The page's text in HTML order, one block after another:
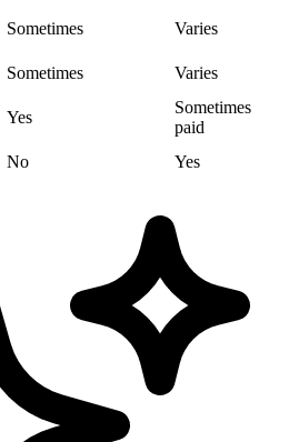
Sometimes
Varies
Sometimes Varies
Yes
Sometimes
paid
No Yes